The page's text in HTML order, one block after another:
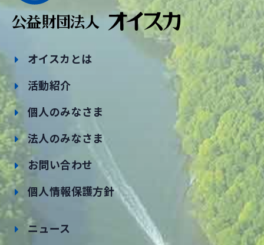
オイスカとは
活動紹介
個人のみなさま
法人のみなさま
お問い合わせ
個人情報保護方針
ニュース